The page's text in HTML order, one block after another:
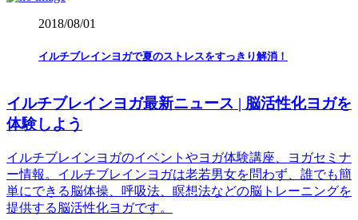
2018/08/01
イルチブレインヨガで夏のストレスをすっきり解消！
イルチブレインヨガ最新ニュース | 脳活性化ヨガを
体験しよう
イルチブレインヨガのイベントやヨガ体験講座、ヨガセミナ
ー情報。イルチブレインヨガは老若男女を問わず、誰でも簡
単にできる脳体操、呼吸法、瞑想法などの脳トレーニングを
提供する脳活性化ヨガです。